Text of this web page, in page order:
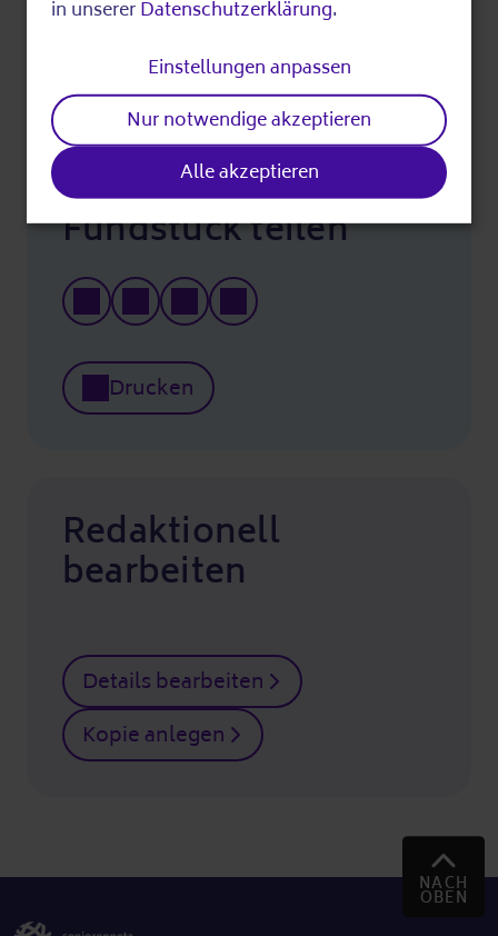
Fit am PC und im Internet
14.08.2026
17:00
Zuletzt bearbeitet am 12.06.2026
Fundstück teilen
Drucken
Redaktionell
bearbeiten
Details bearbeiten
Kopie anlegen
NACH
OBEN
and
cookies
in unsererDatenschutzerklärung.
Einstellungen anpassen
Nur notwendige akzeptieren
Alle akzeptieren